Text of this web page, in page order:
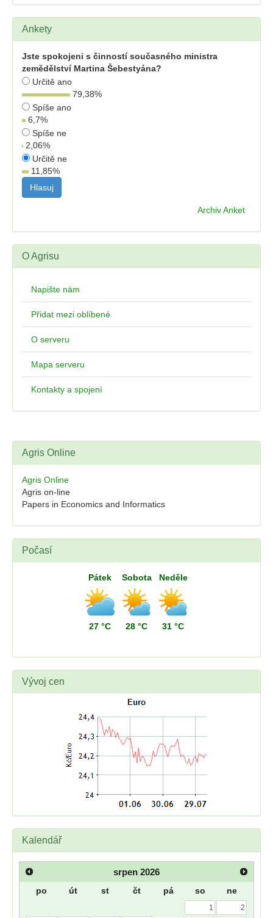
Ankety
Jste spokojeni s činností současného ministra
zemědělství Martina Šebestyána?
Určitě ano
79,38%
Spíše ano
6,7%
Spíše ne
2,06%
Určitě ne
11,85%
Archiv Anket
O Agrisu
Napište nám
Přidat mezi oblíbené
O serveru
Mapa serveru
Kontakty a spojení
Agris Online
Agris Online
Agris on-line
Papers in Economics and Informatics
Počasí
Pátek
27 °C
Sobota
28 °C
Neděle
31 °C
Vývoj cen
Kalendář
srpen 2026
po út st čt pá so ne
1
2